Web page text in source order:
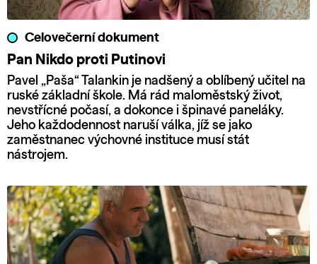
Celovečerní dokument
Pan Nikdo proti Putinovi
Pavel „Paša“ Talankin je nadšený a oblíbený učitel na
ruské základní škole. Má rád maloměstský život,
nevstřícné počasí, a dokonce i špinavé paneláky.
Jeho každodennost naruší válka, jíž se jako
zaměstnanec výchovné instituce musí stát
nástrojem.